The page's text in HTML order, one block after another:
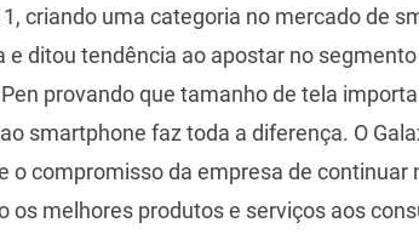
criando uma categoria no mercado de
e ditou tendência ao apostar no
provando que tamanho de tela
smartphone faz toda a diferença. O
o compromisso da empresa de continuar
os melhores produtos e serviços aos